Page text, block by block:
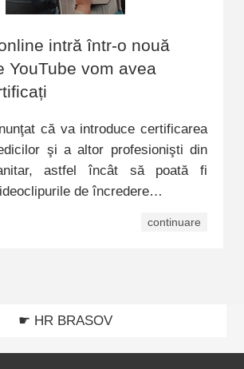
intră într-o nouă
YouTube vom avea
că va introduce certificarea
şi a altor profesionişti din
astfel încât să poată fi
de încredere…
continuare
☛ HR BRASOV